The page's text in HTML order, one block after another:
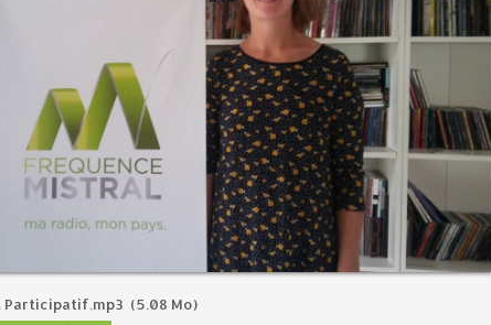
Participatif.mp3 (5.08 Mo)